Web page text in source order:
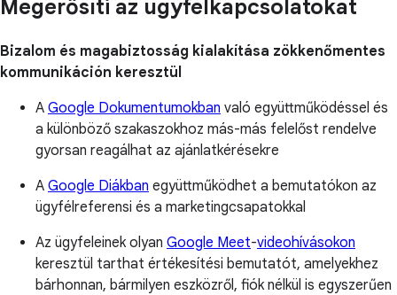
Megerősíti az ügyfélkapcsolatokat
Bizalom és magabiztosság kialakítása zökkenőmentes
kommunikáción keresztül
A Google Dokumentumokban való együttműködéssel és
a különböző szakaszokhoz más-más felelőst rendelve
gyorsan reagálhat az ajánlatkérésekre
A Google Diákban együttműködhet a bemutatókon az
ügyfélreferensi és a marketingcsapatokkal
Az ügyfeleinek olyan Google Meet-videohívásokon
keresztül tarthat értékesítési bemutatót, amelyekhez
bárhonnan, bármilyen eszközről, fiók nélkül is egyszerűen